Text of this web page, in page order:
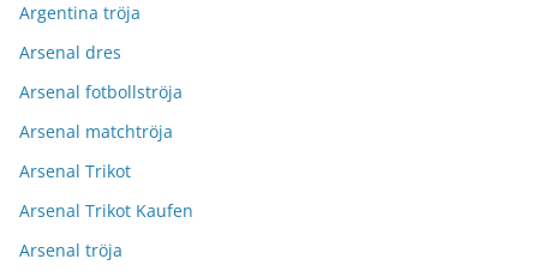
Argentina tröja
Arsenal dres
Arsenal fotbollströja
Arsenal matchtröja
Arsenal Trikot
Arsenal Trikot Kaufen
Arsenal tröja